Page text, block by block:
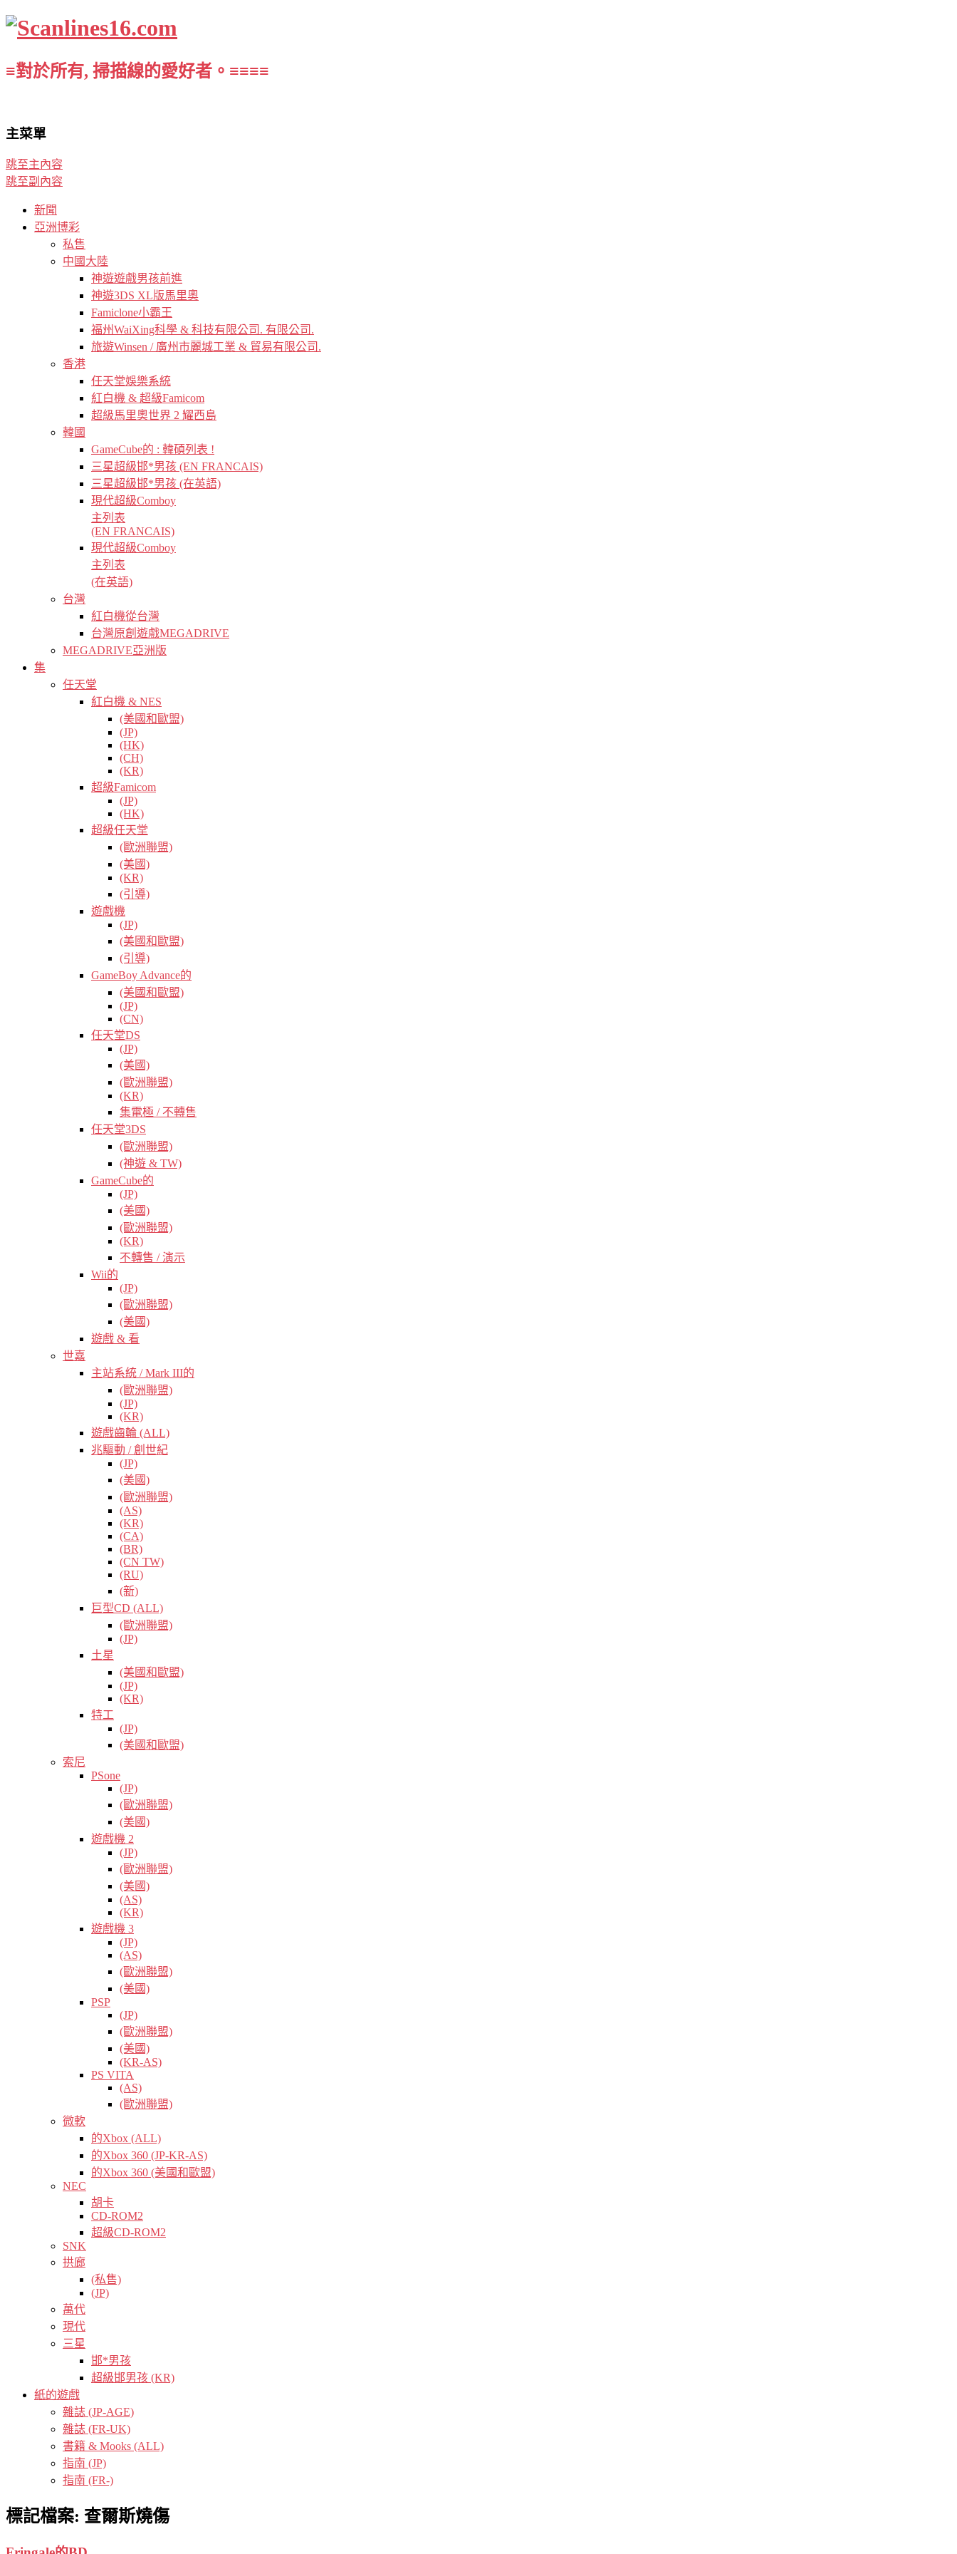
≡對於所有, 掃描線的愛好者。≡≡≡≡
主菜單
跳至主內容
跳至副內容
新聞
亞洲博彩
私售
中國大陸
神遊遊戲男孩前進
神遊3DS XL版馬里奧
Famiclone小霸王
福州WaiXing科學 & 科技有限公司. 有限公司.
旅遊Winsen / 廣州市麗城工業 & 貿易有限公司.
香港
任天堂娛樂系統
紅白機 & 超級Famicom
超級馬里奧世界 2 耀西島
韓國
GameCube的 : 韓碩列表 !
三星超級邯*男孩 (EN FRANCAIS)
三星超級邯*男孩 (在英語)
現代超級Comboy
主列表
(EN FRANCAIS)
現代超級Comboy
主列表
(在英語)
台灣
紅白機從台灣
台灣原創遊戲MEGADRIVE
MEGADRIVE亞洲版
集
任天堂
紅白機 & NES
(美國和歐盟)
(JP)
(HK)
(CH)
(KR)
超級Famicom
(JP)
(HK)
超級任天堂
(歐洲聯盟)
(美國)
(KR)
(引導)
遊戲機
(JP)
(美國和歐盟)
(引導)
GameBoy Advance的
(美國和歐盟)
(JP)
(CN)
任天堂DS
(JP)
(美國)
(歐洲聯盟)
(KR)
集電極 / 不轉售
任天堂3DS
(歐洲聯盟)
(神遊 & TW)
GameCube的
(JP)
(美國)
(歐洲聯盟)
(KR)
不轉售 / 演示
Wii的
(JP)
(歐洲聯盟)
(美國)
遊戲 & 看
世嘉
主站系統 / Mark III的
(歐洲聯盟)
(JP)
(KR)
遊戲齒輪 (ALL)
兆驅動 / 創世紀
(JP)
(美國)
(歐洲聯盟)
(AS)
(KR)
(CA)
(BR)
(CN TW)
(RU)
(新)
巨型CD (ALL)
(歐洲聯盟)
(JP)
土星
(美國和歐盟)
(JP)
(KR)
特工
(JP)
(美國和歐盟)
索尼
PSone
(JP)
(歐洲聯盟)
(美國)
遊戲機 2
(JP)
(歐洲聯盟)
(美國)
(AS)
(KR)
遊戲機 3
(JP)
(AS)
(歐洲聯盟)
(美國)
PSP
(JP)
(歐洲聯盟)
(美國)
(KR-AS)
PS VITA
(AS)
(歐洲聯盟)
微軟
的Xbox (ALL)
的Xbox 360 (JP-KR-AS)
的Xbox 360 (美國和歐盟)
NEC
胡卡
CD-ROM2
超級CD-ROM2
SNK
拱廊
(私售)
(JP)
萬代
現代
三星
邯*男孩
超級邯男孩 (KR)
紙的遊戲
雜誌 (JP-AGE)
雜誌 (FR-UK)
書籍 & Mooks (ALL)
指南 (JP)
指南 (FR-)
標記檔案: 查爾斯燒傷